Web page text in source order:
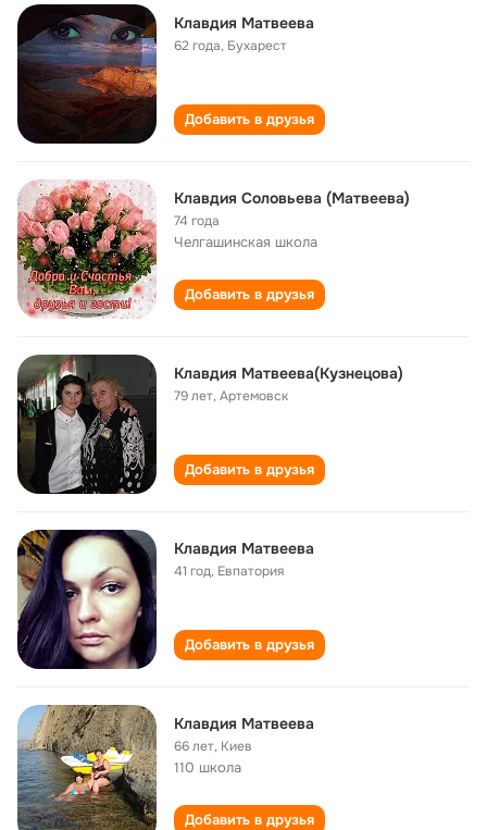
Клавдия Матвеева
62 года, Бухарест
Добавить в друзья
Клавдия Соловьева (Матвеева)
74 года
Челгашинская школа
Добавить в друзья
Клавдия Матвеева(Кузнецова)
79 лет,Артемовск
Добавить в друзья
Клавдия Матвеева
41 год, Евпатория
Добавить в друзья
Клавдия Матвеева
66 лет, Киев
110 школа
Добавить в друзья